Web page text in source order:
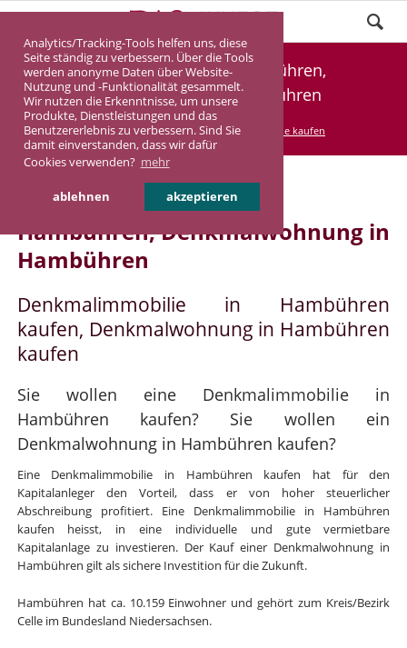
Analytics/Tracking-Tools helfen uns, diese
Seite ständig zu verbessern. Über die Tools
werden anonyme Daten über Website-
Nutzung und -Funktionalität gesammelt.
Wir nutzen die Erkenntnisse, um unsere
Produkte, Dienstleistungen und das
Benutzererlebnis zu verbessern. Sind Sie
damit einverstanden, dass wir dafür
Cookies verwenden? mehr
ablehnen akzeptieren
Denkmalimmobilie Hambühren,
Denkmalwohnung Hambühren
DASINVEST Service Denkmalimmobilie kaufen
Denkmalimmobilie in
Hambühren, Denkmalwohnung in
Hambühren
Denkmalimmobilie in Hambühren
kaufen, Denkmalwohnung in Hambühren
kaufen
Sie wollen eine Denkmalimmobilie in
Hambühren kaufen? Sie wollen ein
Denkmalwohnung in Hambühren kaufen?
Eine Denkmalimmobilie in Hambühren kaufen hat für den
Kapitalanleger den Vorteil, dass er von hoher steuerlicher
Abschreibung profitiert. Eine Denkmalimmobilie in Hambühren
kaufen heisst, in eine individuelle und gute vermietbare
Kapitalanlage zu investieren. Der Kauf einer Denkmalwohnung in
Hambühren gilt als sichere Investition für die Zukunft.
Hambühren hat ca. 10.159 Einwohner und gehört zum Kreis/Bezirk
Celle im Bundesland Niedersachsen.